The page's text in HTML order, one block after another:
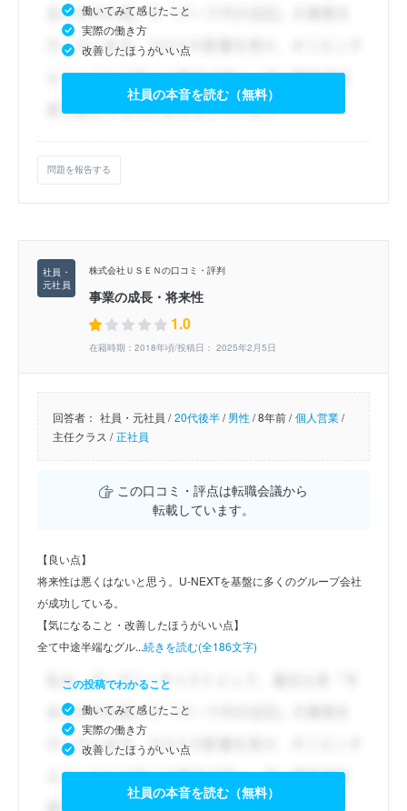
働いてみて感じたこと
実際の働き方
改善したほうがいい点
社員の本音を読む（無料）
問題を報告する
株式会社ＵＳＥＮの口コミ・評判
事業の成長・将来性
1.0
在籍時期：2018年頃/投稿日： 2025年2月5日
回答者： 社員・元社員 / 20代後半/男性/8年前 / 個人営業/
主任クラス / 正社員
この口コミ・評点は転職会議から
転載しています。
【良い点】
将来性は悪くはないと思う。U-NEXTを基盤に多くのグループ会社
が成功している。
【気になること・改善したほうがいい点】
全て中途半端なグル...続きを読む(全186文字)
この投稿でわかること
働いてみて感じたこと
実際の働き方
改善したほうがいい点
社員の本音を読む（無料）